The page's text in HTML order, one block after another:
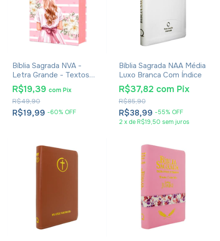
Bíblia Sagrada NVA -
Letra Grande - Textos
Coloridos - Capa Dura
Menina Rosa
R$19,99 -60% OFF
R$49,90
R$19,39 comPix
Bíblia Sagrada NAA Média
Luxo Branca Com Índice
R$38,99 -55% OFF
R$85,90
R$37,82 com Pix
2 x de R$19,50 sem juros